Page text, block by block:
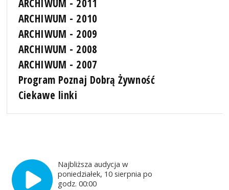
ARCHIWUM - 2011
ARCHIWUM - 2010
ARCHIWUM - 2009
ARCHIWUM - 2008
ARCHIWUM - 2007
Program Poznaj Dobrą Żywność
Ciekawe linki
Najbliższa audycja w
poniedziałek, 10 sierpnia po
godz. 00:00